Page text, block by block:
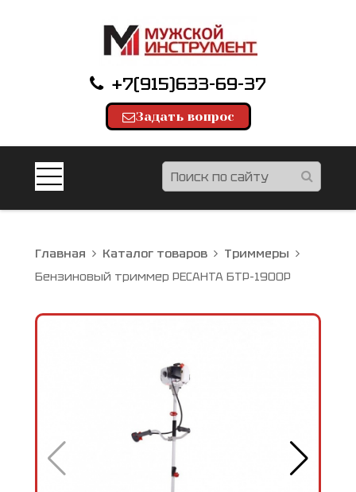
+7(915)633-69-37
Задать вопрос
Главная Каталог товаров
Триммеры
Бензиновый триммер РЕСАНТА БТР-1900Р